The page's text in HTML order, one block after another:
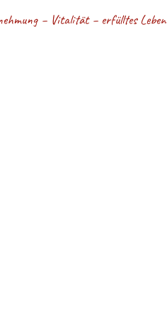
– Vitalität – erfülltes Leben